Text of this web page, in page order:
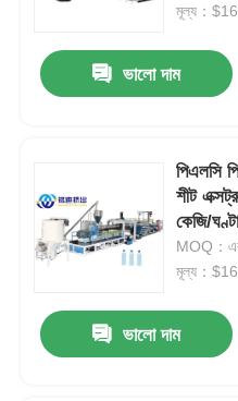
মামলা
একটি উদ্ধৃতি অনুরোধ করুন
মূল্য：
ভালো দাম
পিএলসি
শীট
কেজি/
MOQ：
মূল্য：
ভালো দাম